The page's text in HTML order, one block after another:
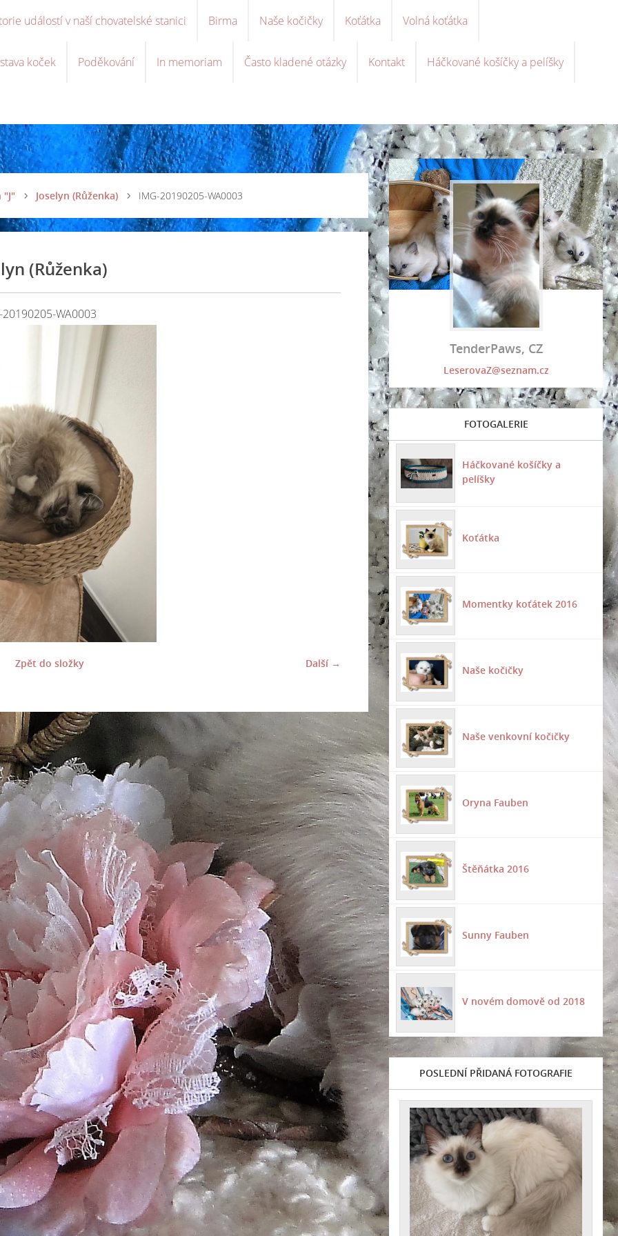
událostí v naší chovatelské stanici Birma Naše kočičky Koťátka Volná koťátka
koček Poděkování In memoriam Často kladené otázky Kontakt Háčkované košíčky a pelíšky
"J" Joselyn (Růženka) IMG-20190205-WA0003
(Růženka)
WA0003
Další →
Zpět do složky
TenderPaws, CZ
LeserovaZ@seznam.cz
FOTOGALERIE
Háčkované košíčky a
pelíšky
Koťátka
Momentky koťátek 2016
Naše kočičky
Naše venkovní kočičky
Oryna Fauben
Štěňátka 2016
Sunny Fauben
V novém domově od 2018
POSLEDNÍ PŘIDANÁ FOTOGRAFIE